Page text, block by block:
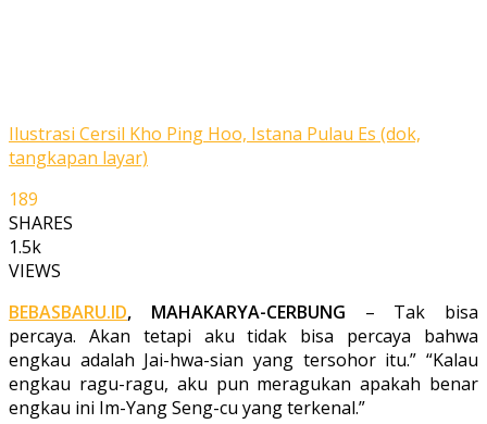
Ilustrasi Cersil Kho Ping Hoo, Istana Pulau Es (dok,
tangkapan layar)
189
SHARES
1.5k
VIEWS
BEBASBARU.ID, MAHAKARYA-CERBUNG – Tak bisa
percaya. Akan tetapi aku tidak bisa percaya bahwa
engkau adalah Jai-hwa-sian yang tersohor itu.” “Kalau
engkau ragu-ragu, aku pun meragukan apakah benar
engkau ini Im-Yang Seng-cu yang terkenal.”